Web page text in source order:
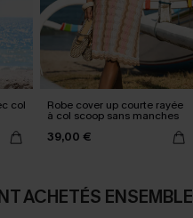
col Robe cover up courte rayée
à col scoop sans manches
39,00 €
ACHETÉS ENSEMBLE